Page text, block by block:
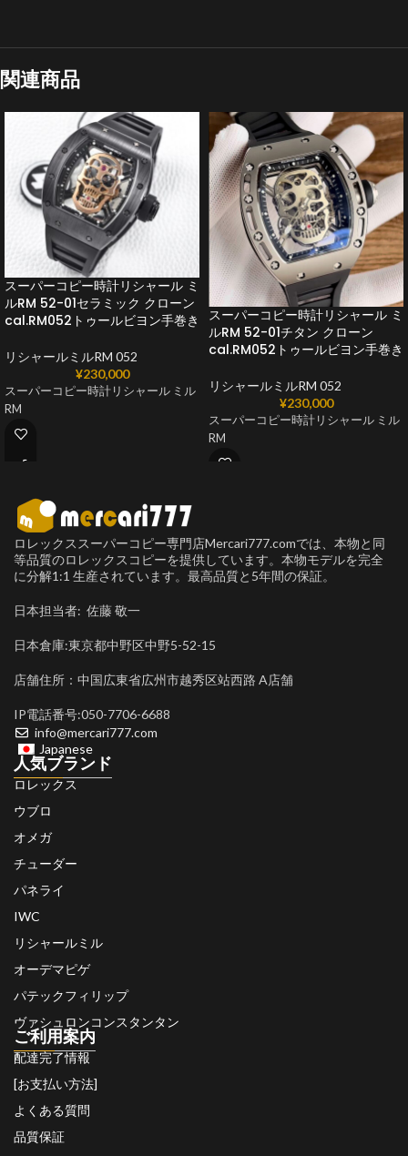
関連商品
スーパーコピー時計リシャール ミ
ルRM 52-01セラミック クローン
cal.RM052トゥールビヨン手巻き
リシャールミルRM 052
¥230,000
スーパーコピー時計リシャール ミル
RM
スーパーコピー時計リシャール ミ
ルRM 52-01チタン クローン
cal.RM052トゥールビヨン手巻き
リシャールミルRM 052
¥230,000
スーパーコピー時計リシャール ミル
RM
ロレックススーパーコピー専門店Mercari777.comでは、本物と同
等品質のロレックスコピーを提供しています。本物モデルを完全
に分解1:1 生産されています。最高品質と5年間の保証。
日本担当者: 佐藤 敬一
日本倉庫:東京都中野区中野5-52-15
店舗住所：中国広東省広州市越秀区站西路 A店舗
IP電話番号:050-7706-6688
info@mercari777.com
Japanese
人気ブランド
ロレックス
ウブロ
オメガ
チューダー
パネライ
IWC
リシャールミル
オーデマピゲ
パテックフィリップ
ヴァシュロンコンスタンタン
ご利用案内
配達完了情報
[お支払い方法]
よくある質問
品質保証